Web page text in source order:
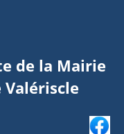
de la Mairie
Valériscle